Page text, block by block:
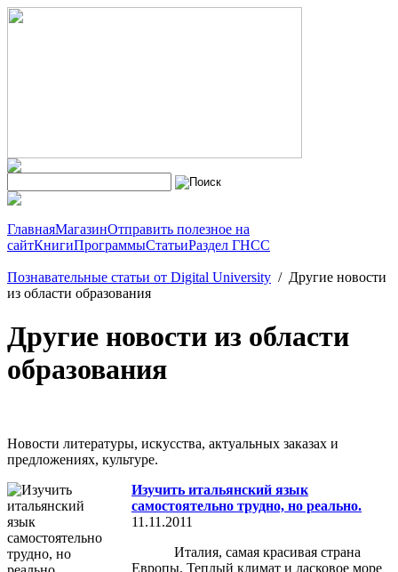
ГлавнаяМагазинОтправить полезное на
сайтКнигиПрограммыСтатьиРаздел ГНСС
Познавательные статьи от Digital University / Другие новости
из области образования
Другие новости из области
образования
Новости литературы, искусства, актуальных заказах и
предложениях, культуре.
Изучить итальянский язык
самостоятельно трудно, но реально.
11.11.2011
Италия, самая красивая страна
Европы. Теплый климат и ласковое море